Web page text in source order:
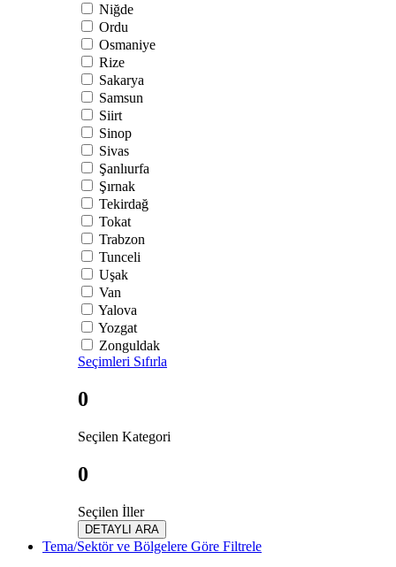
Niğde
Ordu
Osmaniye
Rize
Sakarya
Samsun
Siirt
Sinop
Sivas
Şanlıurfa
Şırnak
Tekirdağ
Tokat
Trabzon
Tunceli
Uşak
Van
Yalova
Yozgat
Zonguldak
Seçimleri Sıfırla
0
Seçilen Kategori
0
Seçilen İller
DETAYLI ARA
Tema/Sektör ve Bölgelere Göre Filtrele